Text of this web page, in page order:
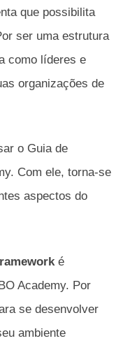
que possibilita
ser uma estrutura
como líderes e
organizações de
o Guia de
Com ele, torna-se
aspectos do
é
Academy. Por
se desenvolver
ambiente